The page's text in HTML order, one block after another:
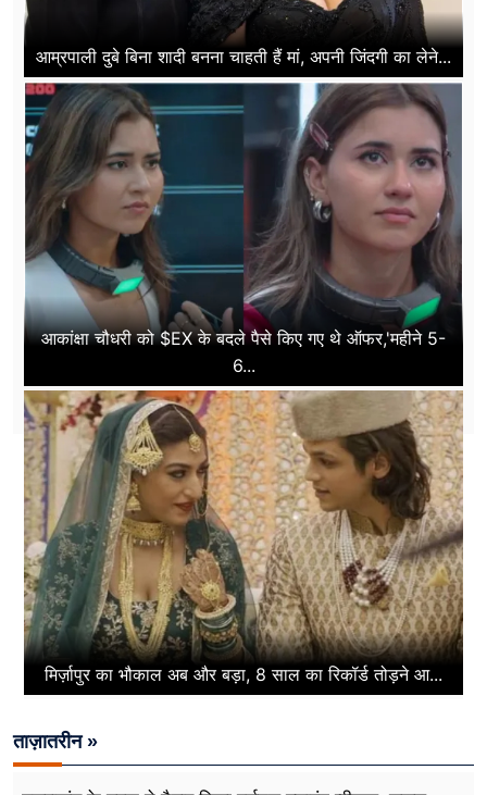
आम्रपाली दुबे बिना शादी बनना चाहती हैं मां, अपनी जिंदगी का लेने...
आकांक्षा चौधरी को $EX के बदले पैसे किए गए थे ऑफर,'महीने 5-
6...
मिर्ज़ापुर का भौकाल अब और बड़ा, 8 साल का रिकॉर्ड तोड़ने आ...
ताज़ातरीन »